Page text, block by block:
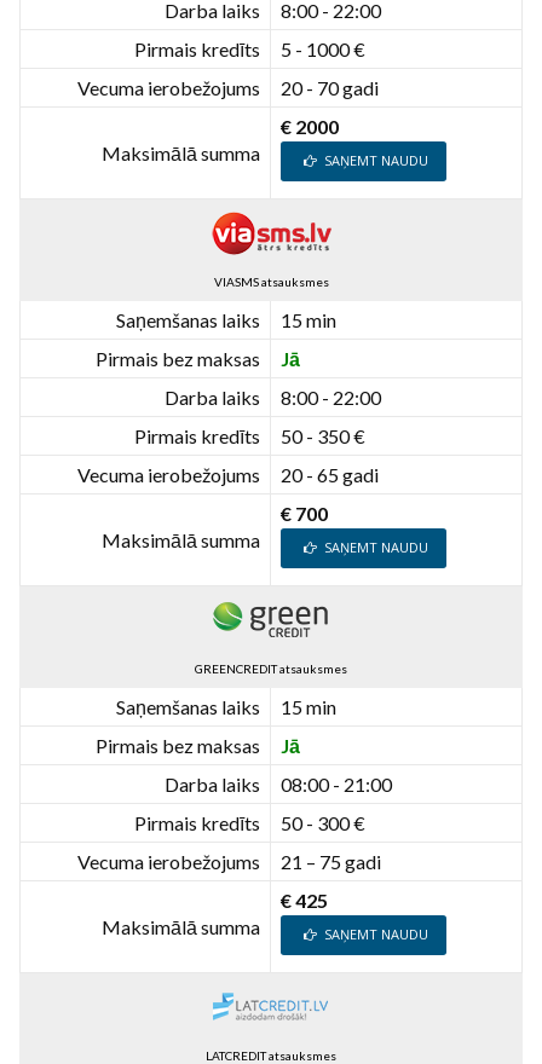
Darba laiks
8:00 - 22:00
Pirmais kredīts
5 - 1000 €
Vecuma ierobežojums
20 - 70 gadi
Maksimālā summa
€ 2000
SAŅEMT NAUDU
VIASMS atsauksmes
Saņemšanas laiks
15 min
Pirmais bez maksas
Jā
Darba laiks
8:00 - 22:00
Pirmais kredīts
50 - 350 €
Vecuma ierobežojums
20 - 65 gadi
Maksimālā summa
€ 700
SAŅEMT NAUDU
GREENCREDIT atsauksmes
Saņemšanas laiks
15 min
Pirmais bez maksas
Jā
Darba laiks
08:00 - 21:00
Pirmais kredīts
50 - 300 €
Vecuma ierobežojums
21 – 75 gadi
Maksimālā summa
€ 425
SAŅEMT NAUDU
LATCREDIT atsauksmes